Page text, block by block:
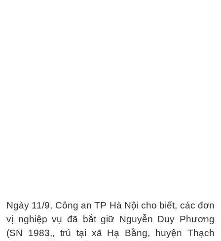
Ngày 11/9, Công an TP Hà Nội cho biết, các đơn
vị nghiệp vụ đã bắt giữ Nguyễn Duy Phương
(SN 1983,, trú tại xã Hạ Bằng, huyện Thạch